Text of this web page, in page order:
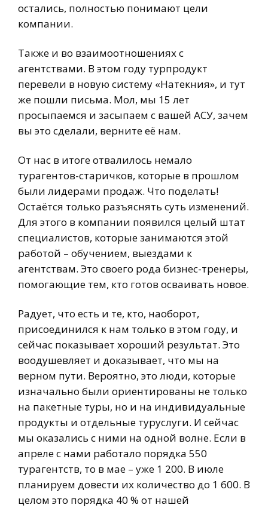
остались, полностью понимают цели
компании.
Также и во взаимоотношениях с
агентствами. В этом году турпродукт
перевели в новую систему «Натекния», и тут
же пошли письма. Мол, мы 15 лет
просыпаемся и засыпаем с вашей АСУ, зачем
вы это сделали, верните её нам.
От нас в итоге отвалилось немало
турагентов-старичков, которые в прошлом
были лидерами продаж. Что поделать!
Остаётся только разъяснять суть изменений.
Для этого в компании появился целый штат
специалистов, которые занимаются этой
работой – обучением, выездами к
агентствам. Это своего рода бизнес-тренеры,
помогающие тем, кто готов осваивать новое.
Радует, что есть и те, кто, наоборот,
присоединился к нам только в этом году, и
сейчас показывает хороший результат. Это
воодушевляет и доказывает, что мы на
верном пути. Вероятно, это люди, которые
изначально были ориентированы не только
на пакетные туры, но и на индивидуальные
продукты и отдельные туруслуги. И сейчас
мы оказались с ними на одной волне. Если в
апреле с нами работало порядка 550
турагентств, то в мае – уже 1 200. В июле
планируем довести их количество до 1 600. В
целом это порядка 40 % от нашей